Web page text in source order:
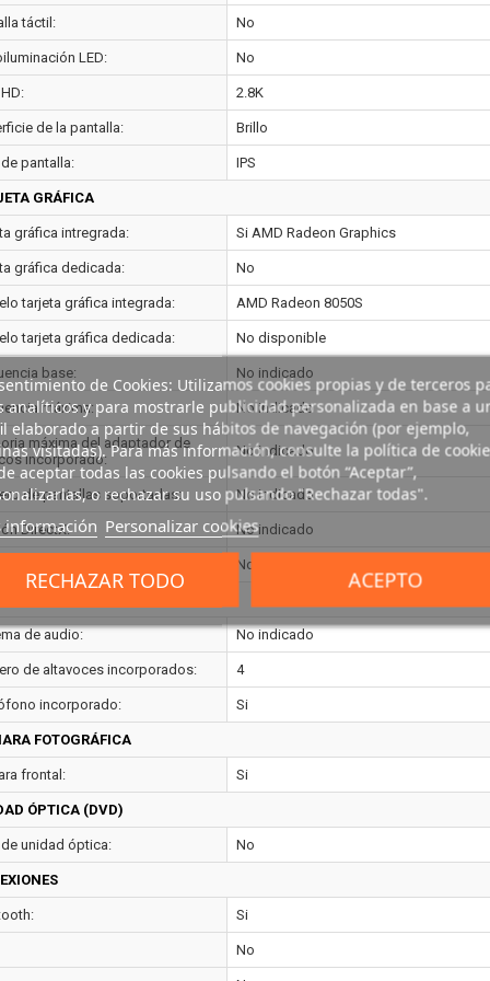
táctil: No
LED: No
2.8K
de la pantalla: Brillo
pantalla: IPS
GRÁFICA
gráfica intregrada: Si AMD Radeon Graphics
gráfica dedicada: No
tarjeta gráfica integrada: AMD Radeon 8050S
tarjeta gráfica dedicada: No disponible
base: No indicado
máxima: No indicado
máxima del adaptador de
incorporado:
No indicado
de pantallas soportadas: No indicado
DirectX: No indicado
No indicado
de audio: No indicado
de altavoces incorporados: 4
incorporado: Si
FOTOGRÁFICA
frontal: Si
ÓPTICA (DVD)
unidad óptica: No
Si
No
de Cookies: Utilizamos cookies propias y de terceros
analíticos y para mostrarle publicidad personalizada en base a
elaborado a partir de sus hábitos de navegación (por ejemplo,
visitadas). Para más información, consulte la política de
aceptar todas las cookies pulsando el botón “Aceptar”,
o rechazar su uso pulsando "Rechazar todas".
información Personalizar cookies
RECHAZAR TODO ACEPTO